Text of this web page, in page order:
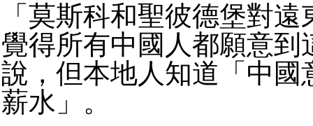
「莫斯科和聖彼德堡對
覺得所有中國人都願意到
說，但本地人知道「中國
薪水」。